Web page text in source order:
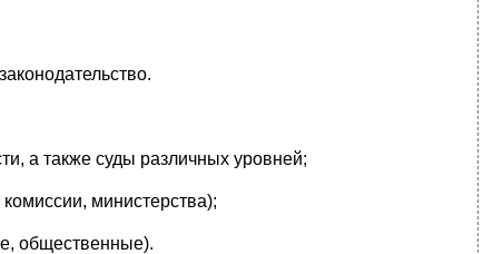
а также суды различных уровней;
министерства);
общественные).